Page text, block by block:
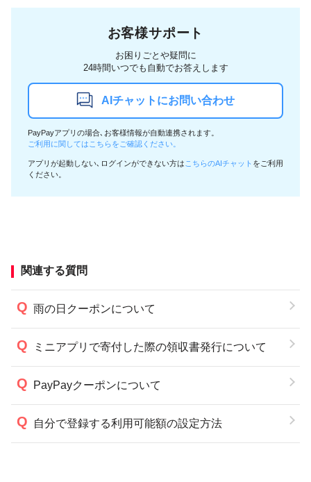
お客様サポート
お困りごとや疑問に
24時間いつでも自動でお答えします
AIチャットにお問い合わせ
PayPayアプリの場合､お客様情報が自動連携されます。
ご利用に関してはこちらをご確認ください。
アプリが起動しない､ログインができない方は こちらのAIチャット をご利用
ください。
関連する質問
雨の日クーポンについて
ミニアプリで寄付した際の領収書発行について
PayPayクーポンについて
自分で登録する利用可能額の設定方法